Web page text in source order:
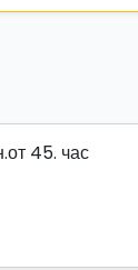
45. час